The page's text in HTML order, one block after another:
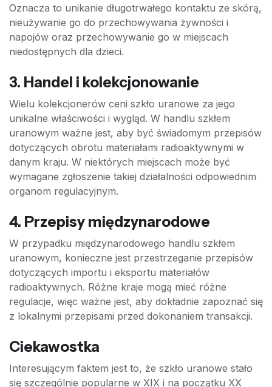
Oznacza to unikanie długotrwałego kontaktu ze skórą,
nieużywanie go do przechowywania żywności i
napojów oraz przechowywanie go w miejscach
niedostępnych dla dzieci.
3. Handel i kolekcjonowanie
Wielu kolekcjonerów ceni szkło uranowe za jego
unikalne właściwości i wygląd. W handlu szkłem
uranowym ważne jest, aby być świadomym przepisów
dotyczących obrotu materiałami radioaktywnymi w
danym kraju. W niektórych miejscach może być
wymagane zgłoszenie takiej działalności odpowiednim
organom regulacyjnym.
4. Przepisy międzynarodowe
W przypadku międzynarodowego handlu szkłem
uranowym, konieczne jest przestrzeganie przepisów
dotyczących importu i eksportu materiałów
radioaktywnych. Różne kraje mogą mieć różne
regulacje, więc ważne jest, aby dokładnie zapoznać się
z lokalnymi przepisami przed dokonaniem transakcji.
Ciekawostka
Interesującym faktem jest to, że szkło uranowe stało
się szczególnie popularne w XIX i na początku XX